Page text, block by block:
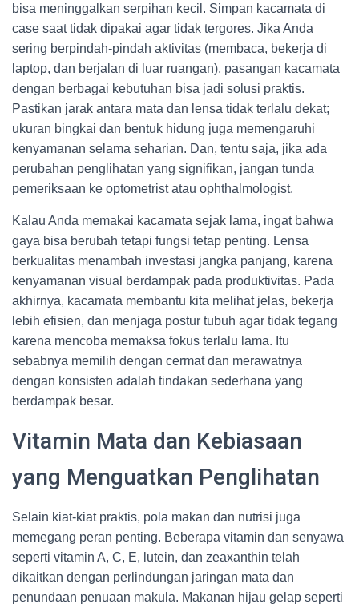
bisa meninggalkan serpihan kecil. Simpan kacamata di
case saat tidak dipakai agar tidak tergores. Jika Anda
sering berpindah-pindah aktivitas (membaca, bekerja di
laptop, dan berjalan di luar ruangan), pasangan kacamata
dengan berbagai kebutuhan bisa jadi solusi praktis.
Pastikan jarak antara mata dan lensa tidak terlalu dekat;
ukuran bingkai dan bentuk hidung juga memengaruhi
kenyamanan selama seharian. Dan, tentu saja, jika ada
perubahan penglihatan yang signifikan, jangan tunda
pemeriksaan ke optometrist atau ophthalmologist.
Kalau Anda memakai kacamata sejak lama, ingat bahwa
gaya bisa berubah tetapi fungsi tetap penting. Lensa
berkualitas menambah investasi jangka panjang, karena
kenyamanan visual berdampak pada produktivitas. Pada
akhirnya, kacamata membantu kita melihat jelas, bekerja
lebih efisien, dan menjaga postur tubuh agar tidak tegang
karena mencoba memaksa fokus terlalu lama. Itu
sebabnya memilih dengan cermat dan merawatnya
dengan konsisten adalah tindakan sederhana yang
berdampak besar.
Vitamin Mata dan Kebiasaan
yang Menguatkan Penglihatan
Selain kiat-kiat praktis, pola makan dan nutrisi juga
memegang peran penting. Beberapa vitamin dan senyawa
seperti vitamin A, C, E, lutein, dan zeaxanthin telah
dikaitkan dengan perlindungan jaringan mata dan
penundaan penuaan makula. Makanan hijau gelap seperti